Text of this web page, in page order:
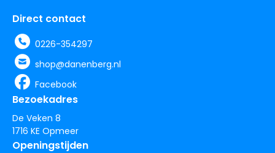
Direct contact
0226-354297
shop@danenberg.nl
Facebook
Bezoekadres
De Veken 8
1716 KE Opmeer
Openingstijden